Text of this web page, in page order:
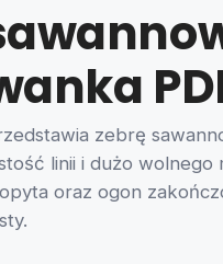
zebrę
linii i dużo wolnego
oraz ogon